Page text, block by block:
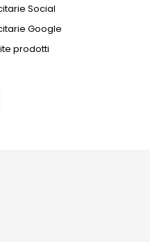
Social
Google
prodotti